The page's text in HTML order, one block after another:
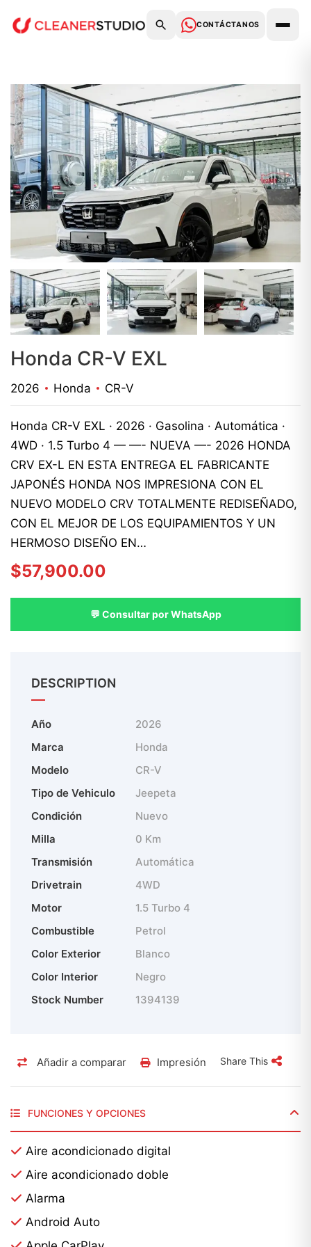
CONTÁCTANOS
Honda CR-V EXL
2026 Honda CR-V
Honda CR-V EXL · 2026 · Gasolina · Automática ·
4WD · 1.5 Turbo 4 — —- NUEVA —- 2026 HONDA
CRV EX-L EN ESTA ENTREGA EL FABRICANTE
JAPONÉS HONDA NOS IMPRESIONA CON EL
NUEVO MODELO CRV TOTALMENTE REDISEÑADO,
CON EL MEJOR DE LOS EQUIPAMIENTOS Y UN
HERMOSO DISEÑO EN…
$57,900.00
💬 Consultar por WhatsApp
DESCRIPTION
Año
2026
Marca
Honda
Modelo
CR-V
Tipo de Vehiculo
Jeepeta
Condición
Nuevo
Milla
0 Km
Transmisión
Automática
Drivetrain
4WD
Motor
1.5 Turbo 4
Combustible
Petrol
Color Exterior
Blanco
Color Interior
Negro
Stock Number
1394139
Añadir a comparar Impresión Share This
FUNCIONES Y OPCIONES
Aire acondicionado digital
Aire acondicionado doble
Alarma
Android Auto